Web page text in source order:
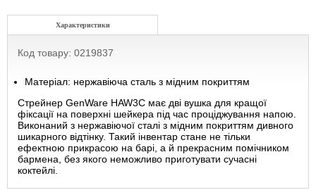
Характеристики
Код товару: 0219837
Матеріал: нержавіюча сталь з мідним покриттям
Стрейнер GenWare HAW3C має дві вушка для кращої
фіксації на поверхні шейкера під час проціджування напою.
Виконаний з нержавіючої сталі з мідним покриттям дивного
шикарного відтінку. Такий інвентар стане не тільки
ефектною прикрасою на барі, а й прекрасним помічником
бармена, без якого неможливо приготувати сучасні
коктейлі.